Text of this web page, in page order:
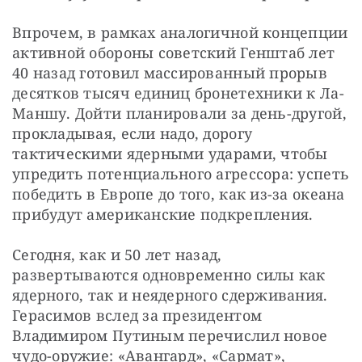
Впрочем, в рамках аналогичной концепции
активной обороны советский Генштаб лет
40 назад готовил массированный прорыв
десятков тысяч единиц бронетехники к Ла-
Маншу. Дойти планировали за день-другой,
прокладывая, если надо, дорогу
тактическими ядерными ударами, чтобы
упредить потенциального агрессора: успеть
победить в Европе до того, как из-за океана
прибудут американские подкрепления.
Сегодня, как и 50 лет назад,
развертываются одновременно силы как
ядерного, так и неядерного сдерживания.
Герасимов вслед за президентом
Владимиром Путиным перечислил новое
чудо-оружие: «Авангард», «Сармат»,